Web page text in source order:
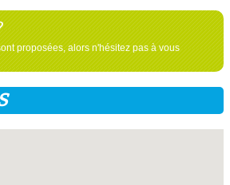
proposées, alors n'hésitez pas à vous